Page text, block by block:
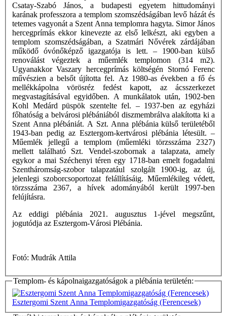
Csatay-Szabó János, a budapesti egyetem hittudományi
karának professzora a templom szomszédságában levő házát és
tetemes vagyonát a Szent Anna templomra hagyta. Simor János
hercegprímás ekkor kinevezte az első lelkészt, aki egyben a
templom szomszédságában, a Szatmári Nővérek zárdájában
működő óvónőképző igazgatója is lett. – 1900-ban külső
renoválást végeztek a műemlék templomon (314 m2).
Ugyanakkor Vaszary hercegprímás költségén Stornó Ferenc
művészien a belsőt újította fel. Az 1980-as években a fő és
mellékkápolna vörösréz fedést kapott, az ácsszerkezet
megvastagításával egyidőben. A munkálatok után, 1902-ben
Kohl Medárd püspök szentelte fel. – 1937-ben az egyházi
főhatóság a belvárosi plébániából diszmembrálva alakította ki a
Szent Anna plébániát. A Szt. Anna plébánia külső területéből
1943-ban pedig az Esztergom-kertvárosi plébánia létesült. –
Műemlék jellegű a templom (műemléki törzsszáma 2327)
mellett található Szt. Vendel-szobornak a talapzata, amely
egykor a mai Széchenyi téren egy 1718-ban emelt fogadalmi
Szentháromság-szobor talapzatául szolgált 1900-ig, az új,
jelenlegi szoborcsoportozat felállításáig. Műemlékileg védett,
törzsszáma 2367, a hívek adományából került 1997-ben
felújításra.
Az eddigi plébánia 2021. augusztus 1-jével megszűnt,
jogutódja az Esztergom-Városi Plébánia.
Fotó: Mudrák Attila
Templom- és kápolnaigazgatóságok a plébánia területén:
Esztergomi Szent Anna Templomigazgatóság (Ferencesek)